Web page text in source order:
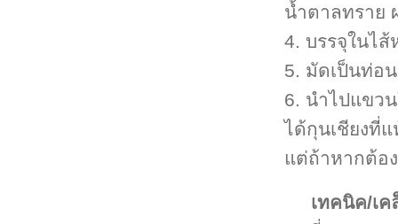
น้ำตาลทราย
4. บรรจุในไ
5. มัดเป็นท่อ
6. นำไปแขว
ได้กุนเชียงที่
แต่ถ้าหากต้อ
เทคนิค/เ